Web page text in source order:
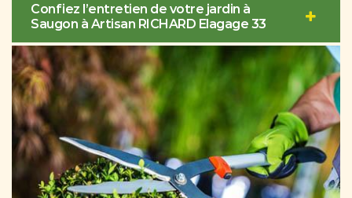
Confiez l’entretien de votre jardin à
Saugon à Artisan RICHARD Elagage 33